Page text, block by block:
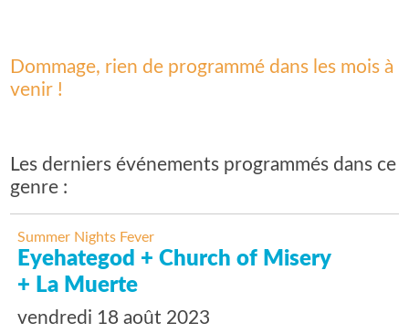
Dommage, rien de programmé dans les mois à
venir !
Les derniers événements programmés dans ce
genre :
Summer Nights Fever
Eyehategod + Church of Misery
+ La Muerte
vendredi 18 août 2023